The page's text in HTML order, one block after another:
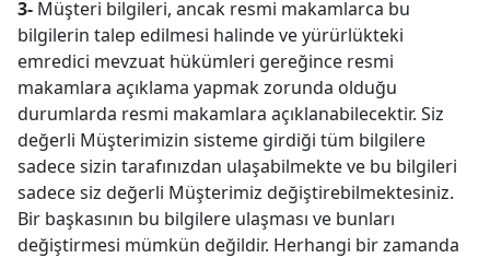
3- Müşteri bilgileri, ancak resmi makamlarca bu
bilgilerin talep edilmesi halinde ve yürürlükteki
emredici mevzuat hükümleri gereğince resmi
makamlara açıklama yapmak zorunda olduğu
durumlarda resmi makamlara açıklanabilecektir. Siz
değerli Müşterimizin sisteme girdiği tüm bilgilere
sadece sizin tarafınızdan ulaşabilmekte ve bu bilgileri
sadece siz değerli Müşterimiz değiştirebilmektesiniz.
Bir başkasının bu bilgilere ulaşması ve bunları
değiştirmesi mümkün değildir. Herhangi bir zamanda